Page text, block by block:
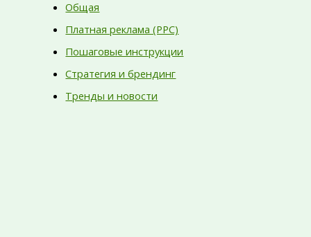
Общая
Платная реклама (PPC)
Пошаговые инструкции
Стратегия и брендинг
Тренды и новости